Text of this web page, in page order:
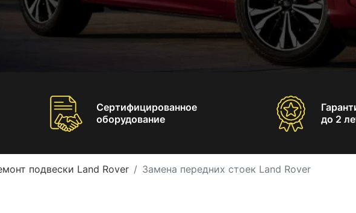
Сертифицированное
оборудование
до 2
подвески Land Rover Замена передних стоек Land Rover